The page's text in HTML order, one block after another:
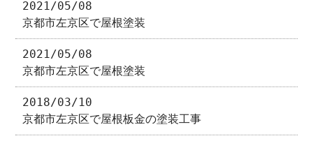
2021/05/08
京都市左京区で屋根塗装
2021/05/08
京都市左京区で屋根塗装
2018/03/10
京都市左京区で屋根板金の塗装工事